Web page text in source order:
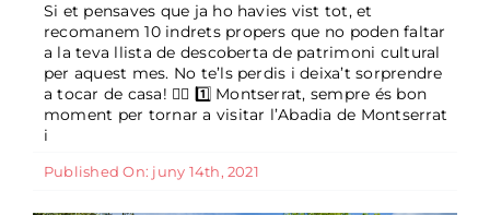
Si et pensaves que ja ho havies vist tot, et
recomanem 10 indrets propers que no poden faltar
a la teva llista de descoberta de patrimoni cultural
per aquest mes. No te’ls perdis i deixa’t sorprendre
a tocar de casa! 👇🏼 1️⃣ Montserrat, sempre és bon
moment per tornar a visitar l’Abadia de Montserrat
i
Published On: juny 14th, 2021
Infografia perfil del turista al Bages
2018-2019
General